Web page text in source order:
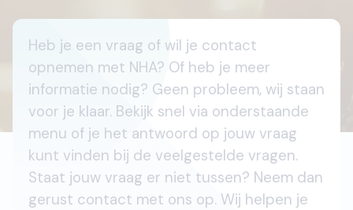
Heb je een vraag of wil je contact
opnemen met NHA? Of heb je meer
informatie nodig? Geen probleem, wij staan
voor je klaar. Bekijk snel via onderstaande
menu of je het antwoord op jouw vraag
kunt vinden bij de veelgestelde vragen.
Staat jouw vraag er niet tussen? Neem dan
gerust contact met ons op. Wij helpen je